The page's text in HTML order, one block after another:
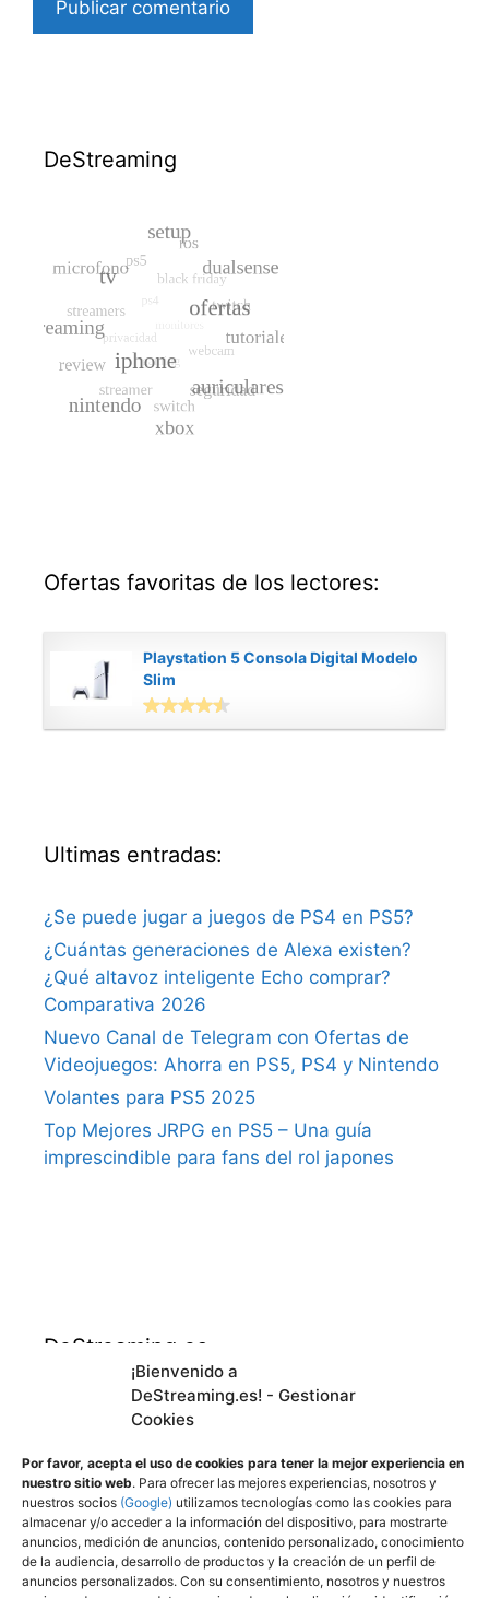
¡Bienvenido a
DeStreaming.es! - Gestionar
Cookies
Por favor, acepta el uso de cookies para tener la mejor experiencia en
nuestro sitio web. Para ofrecer las mejores experiencias, nosotros y
nuestros socios (Google) utilizamos tecnologías como las cookies para
almacenar y/o acceder a la información del dispositivo, para mostrarte
anuncios, medición de anuncios, contenido personalizado, conocimiento
de la audiencia, desarrollo de productos y la creación de un perfil de
anuncios personalizados. Con su consentimiento, nosotros y nuestros
DeStreaming
Ofertas favoritas de los lectores:
Playstation 5 Consola Digital Modelo
Slim
Ultimas entradas:
¿Se puede jugar a juegos de PS4 en PS5?
¿Cuántas generaciones de Alexa existen?
¿Qué altavoz inteligente Echo comprar?
Comparativa 2026
Nuevo Canal de Telegram con Ofertas de
Videojuegos: Ahorra en PS5, PS4 y Nintendo
Volantes para PS5 2025
Top Mejores JRPG en PS5 – Una guía
imprescindible para fans del rol japones
DeStreaming.es
En calidad de afiliado de Amazon, obtengo
cumplen los requisitos aplicables.
Utilizamos cookies propias y de terceros para
mejorar nuestros servicios y mostrarle
publicidad a través de Adsense, mediante el